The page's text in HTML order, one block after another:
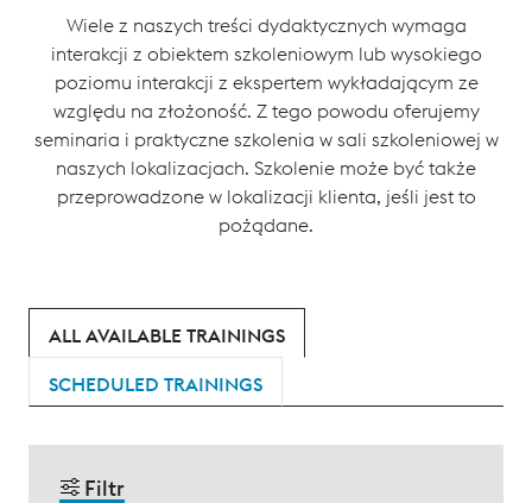
Wiele z naszych treści dydaktycznych wymaga
interakcji z obiektem szkoleniowym lub wysokiego
poziomu interakcji z ekspertem wykładającym ze
względu na złożoność. Z tego powodu oferujemy
seminaria i praktyczne szkolenia w sali szkoleniowej w
naszych lokalizacjach. Szkolenie może być także
przeprowadzone w lokalizacji klienta, jeśli jest to
pożądane.
ALL AVAILABLE TRAININGS
SCHEDULED TRAININGS
Filtr